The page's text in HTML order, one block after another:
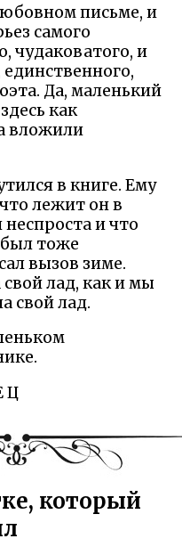
письме, и
самого
чудаковатого, и
Да, маленький
как
вложили
в книге. Ему
лежит он в
и что
тоже
вызов зиме.
свой лад, как и мы
свой лад.
Ц
который